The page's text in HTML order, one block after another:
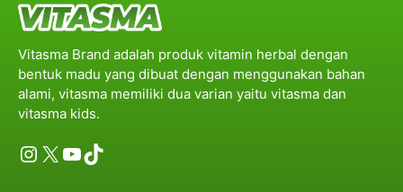
Vitasma Brand adalah produk vitamin herbal dengan
bentuk madu yang dibuat dengan menggunakan bahan
alami, vitasma memiliki dua varian yaitu vitasma dan
vitasma kids.
Instagram
X YouTube
TikTok